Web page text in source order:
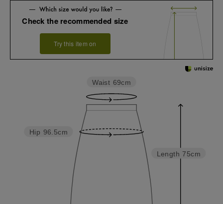
Check the recommended size
Try this item on
Length 75cm
Hip 96.5cm
Waist 69cm